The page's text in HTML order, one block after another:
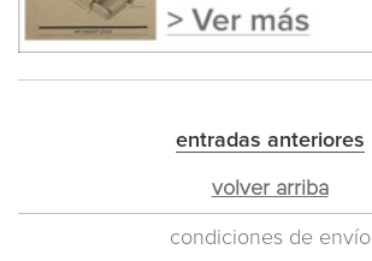
entradas anteriores
volver arriba
condiciones de envío